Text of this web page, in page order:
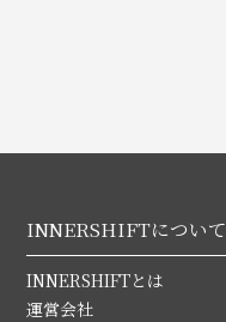
INNERSHIFTについて
INNERSHIFTとは
運営会社